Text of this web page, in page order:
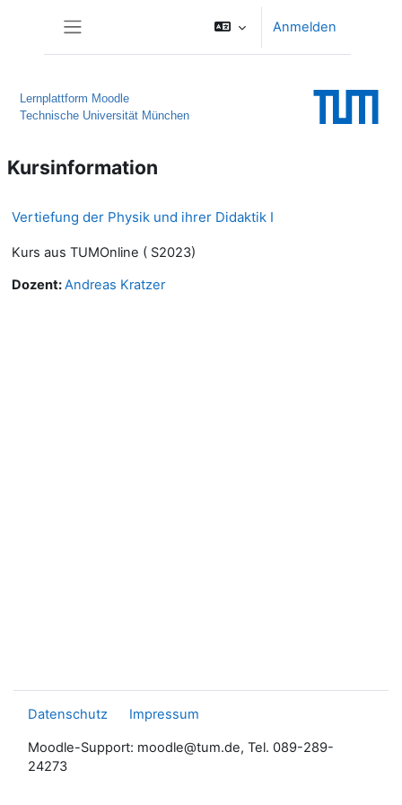
Anmelden
Lernplattform Moodle
Technische Universität München
Kursinformation
Vertiefung der Physik und ihrer Didaktik I
Kurs aus TUMOnline ( S2023)
Dozent:Andreas Kratzer
Datenschutz Impressum
Moodle-Support: moodle@tum.de, Tel. 089-289-
24273